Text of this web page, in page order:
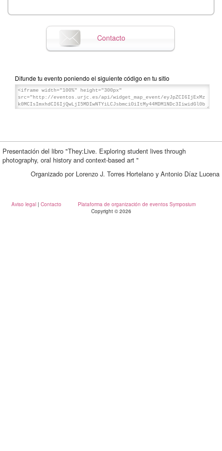
Contacto
Difunde tu evento poniendo el siguiente código en tu sitio
Presentación del libro "They:Live. Exploring student lives through
photography, oral history and context-based art "
Organizado por Lorenzo J. Torres Hortelano y Antonio Díaz Lucena
Aviso legal | Contacto
Plataforma de organización de eventos Symposium
Copyright © 2026